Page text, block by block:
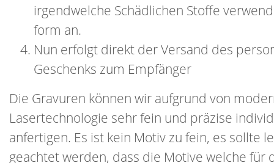
irgendwelche Schädlichen Stoffe
form an.
Nun erfolgt direkt der Versand des
Geschenks zum Empfänger
Die Gravuren können wir aufgrund von
Lasertechnologie sehr fein und präzise
anfertigen. Es ist kein Motiv zu fein, es sollte
geachtet werden, dass die Motive welche für